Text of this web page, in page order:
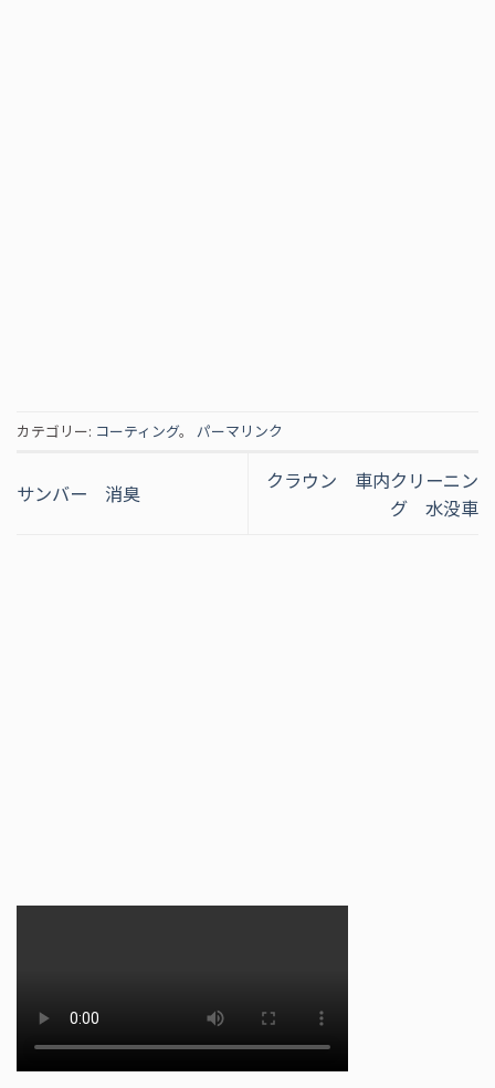
カテゴリー: コーティング。 パーマリンク
サンバー 消臭
クラウン 車内クリーニン
グ 水没車